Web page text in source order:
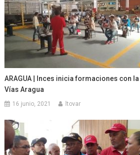
ARAGUA | Inces inicia formaciones con
Vías Aragua
16 junio, 2021 ltovar